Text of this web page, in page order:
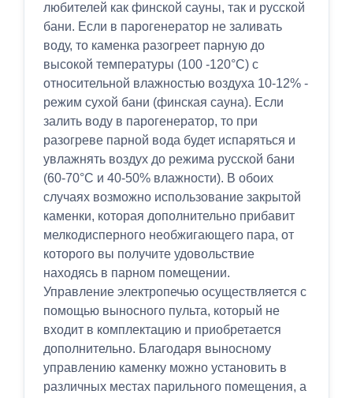
любителей как финской сауны, так и русской
бани. Если в парогенератор не заливать
воду, то каменка разогреет парную до
высокой температуры (100 -120°C) с
относительной влажностью воздуха 10-12% -
режим сухой бани (финская сауна). Если
залить воду в парогенератор, то при
разогреве парной вода будет испаряться и
увлажнять воздух до режима русской бани
(60-70°C и 40-50% влажности). В обоих
случаях возможно использование закрытой
каменки, которая дополнительно прибавит
мелкодисперного необжигающего пара, от
которого вы получите удовольствие
находясь в парном помещении.
Управление электропечью осуществляется с
помощью выносного пульта, который не
входит в комплектацию и приобретается
дополнительно. Благодаря выносному
управлению каменку можно установить в
различных местах парильного помещения, а